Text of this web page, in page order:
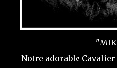
Notre adorable